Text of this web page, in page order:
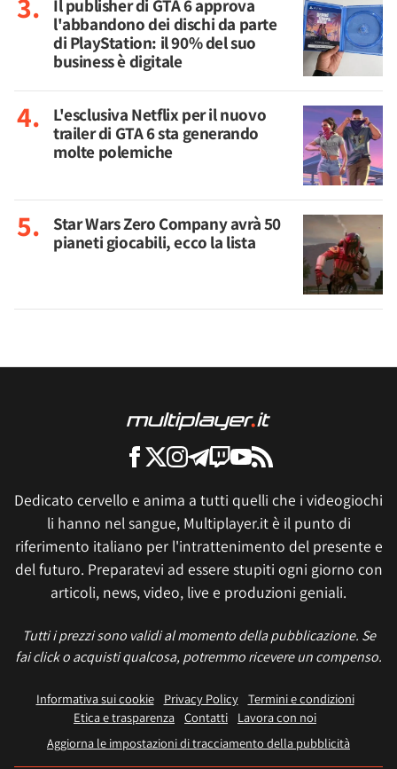
Il publisher di GTA 6 approva
l'abbandono dei dischi da parte
di PlayStation: il 90% del suo
business è digitale
L'esclusiva Netflix per il nuovo
trailer di GTA 6 sta generando
molte polemiche
Star Wars Zero Company avrà 50
pianeti giocabili, ecco la lista
Dedicato cervello e anima a tutti quelli che i videogiochi
li hanno nel sangue, Multiplayer.it è il punto di
riferimento italiano per l'intrattenimento del presente e
del futuro. Preparatevi ad essere stupiti ogni giorno con
articoli, news, video, live e produzioni geniali.
Tutti i prezzi sono validi al momento della pubblicazione. Se
fai click o acquisti qualcosa, potremmo ricevere un compenso.
Informativa sui cookie Privacy Policy
Termini e condizioni
Etica e trasparenza Contatti
Lavora con noi
Aggiorna le impostazioni di tracciamento della pubblicità